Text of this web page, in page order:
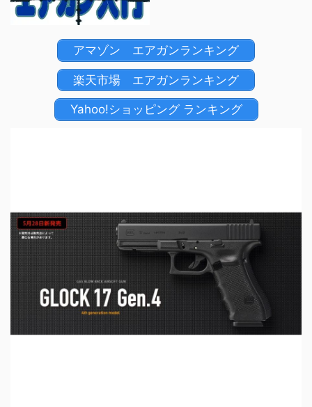
アマゾン エアガンランキング
楽天市場 エアガンランキング
Yahoo!ショッピング ランキング